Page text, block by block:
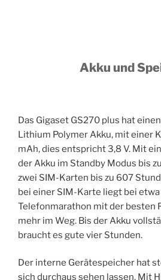
Akku und
Das Gigaset GS270 plus hat
Lithium Polymer Akku, mit einer
mAh, dies entspricht 3,8 V. Mit
der Akku im Standby Modus bis
zwei SIM-Karten bis zu 607
bei einer SIM-Karte liegt bei
Telefonmarathon mit der besten
mehr im Weg. Bis der Akku
braucht es gute vier Stunden.
Der interne Gerätespeicher hat
sich durchaus sehen lassen. Mit